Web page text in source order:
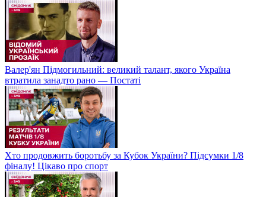
Валер'ян Підмогильний: великий талант, якого Україна
втратила занадто рано — Постаті
Хто продовжить боротьбу за Кубок України? Підсумки 1/8
фіналу! Цікаво про спорт